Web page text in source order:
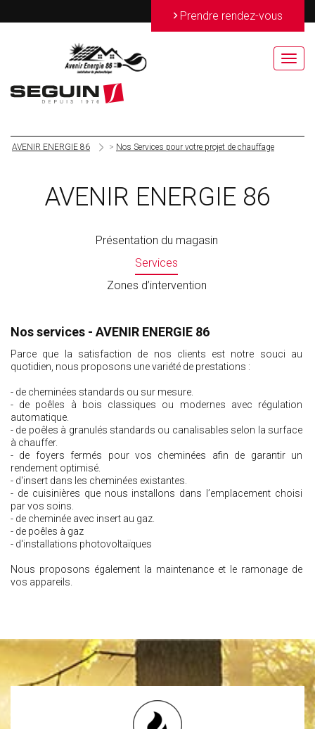
> Prendre rendez-vous
AVENIR ENERGIE 86 > Nos Services pour votre projet de chauffage
AVENIR ENERGIE 86
Présentation du magasin
Services
Zones d’intervention
Nos services - AVENIR ENERGIE 86
Parce que la satisfaction de nos clients est notre souci au
quotidien, nous proposons une variété de prestations :
- de cheminées standards ou sur mesure.
- de poêles à bois classiques ou modernes avec régulation
automatique.
- de poêles à granulés standards ou canalisables selon la surface
à chauffer.
- de foyers fermés pour vos cheminées afin de garantir un
rendement optimisé.
- d'insert dans les cheminées existantes.
- de cuisinières que nous installons dans l’emplacement choisi
par vos soins.
- de cheminée avec insert au gaz.
- de poêles à gaz
- d'installations photovoltaïques
Nous proposons également la maintenance et le ramonage de
vos appareils.